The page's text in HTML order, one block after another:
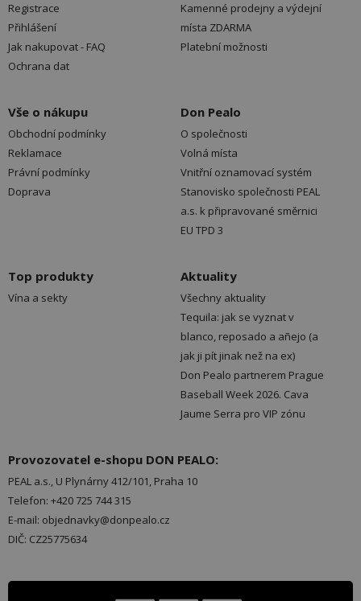
Registrace
Přihlášení
Jak nakupovat - FAQ
Ochrana dat
Kamenné prodejny a výdejní
místa ZDARMA
Platební možnosti
Vše o nákupu
Obchodní podmínky
Reklamace
Právní podmínky
Doprava
Don Pealo
O společnosti
Volná místa
Vnitřní oznamovací systém
Stanovisko společnosti PEAL
a.s. k připravované směrnici
EU TPD 3
Top produkty
Vína a sekty
Aktuality
Všechny aktuality
Tequila: jak se vyznat v
blanco, reposado a añejo (a
jak ji pít jinak než na ex)
Don Pealo partnerem Prague
Baseball Week 2026. Cava
Jaume Serra pro VIP zónu
Provozovatel e-shopu DON PEALO:
PEAL a.s., U Plynárny 412/101, Praha 10
Telefon: +420 725 744 315
E-mail: objednavky@donpealo.cz
DIČ: CZ25775634